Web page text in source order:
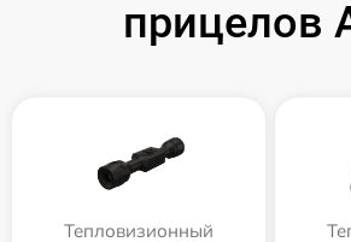
прицелов
Тепловизионный